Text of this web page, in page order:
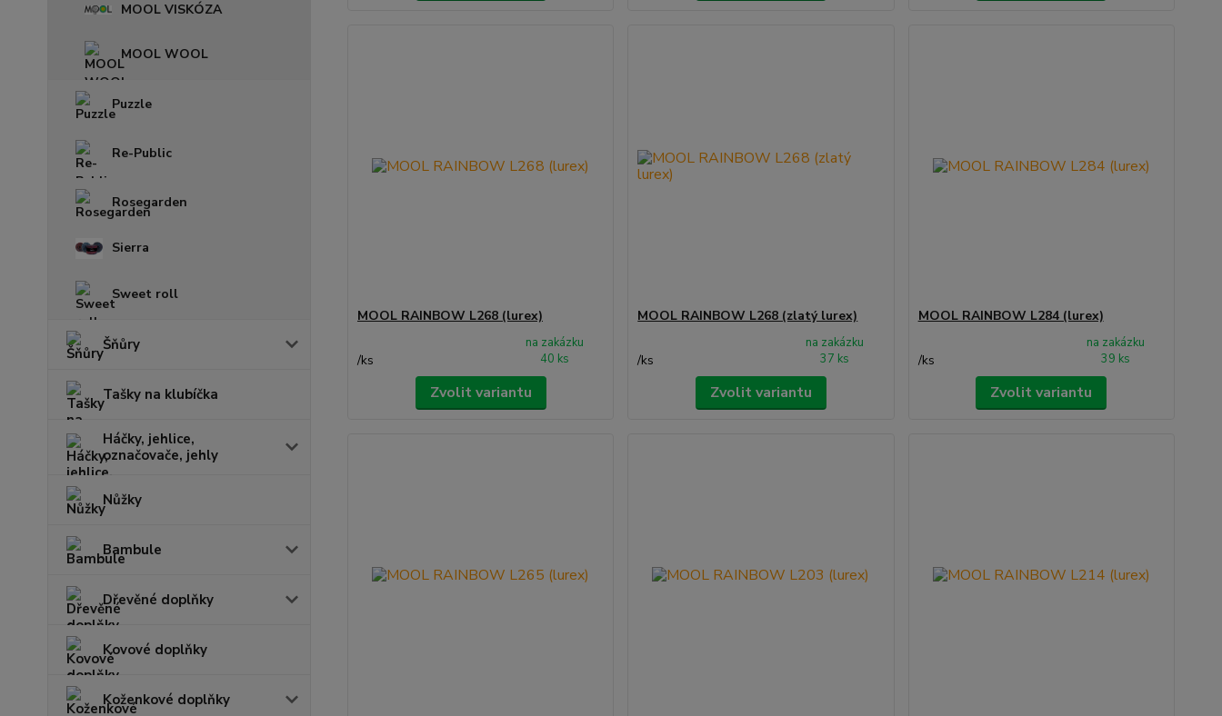
MOOL VISKÓZA
MOOL WOOL
Puzzle
Re-Public
Rosegarden
Sierra
Sweet roll
Šňůry
Tašky na klubíčka
Háčky, jehlice,
označovače, jehly
Nůžky
Bambule
Dřevěné doplňky
Kovové doplňky
Koženkové doplňky
MOOL RAINBOW L268 (lurex)
/ks
na zakázku
40 ks
Zvolit variantu
MOOL RAINBOW L268 (zlatý lurex)
/ks
na zakázku
37 ks
Zvolit variantu
MOOL RAINBOW L284 (lurex)
/ks
na zakázku
39 ks
Zvolit variantu